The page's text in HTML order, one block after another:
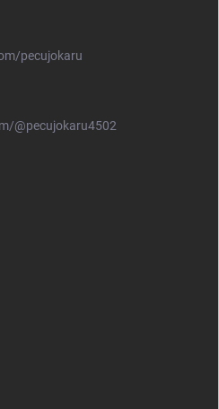
pecujokaru
@pecujokaru4502